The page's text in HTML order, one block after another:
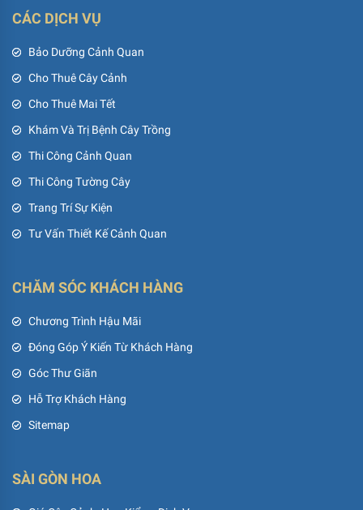
CÁC DỊCH VỤ
Bảo Dưỡng Cảnh Quan
Cho Thuê Cây Cảnh
Cho Thuê Mai Tết
Khám Và Trị Bệnh Cây Trồng
Thi Công Cảnh Quan
Thi Công Tường Cây
Trang Trí Sự Kiện
Tư Vấn Thiết Kế Cảnh Quan
CHĂM SÓC KHÁCH HÀNG
Chương Trình Hậu Mãi
Đóng Góp Ý Kiến Từ Khách Hàng
Góc Thư Giãn
Hỗ Trợ Khách Hàng
Sitemap
SÀI GÒN HOA